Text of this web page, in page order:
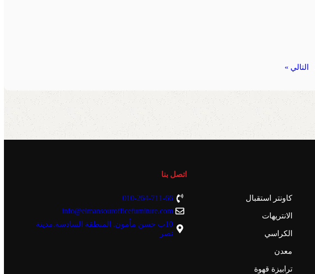
التالي »
كاونتر استقبال
الانتريهات
الكراسي
معدن
ترابيزة قهوة
اتصل بنا
010-264-711-66
info@elmansourofficefurniture.com
10ب حسن مأمون. المنطقة السادسة.مدينة
نصر